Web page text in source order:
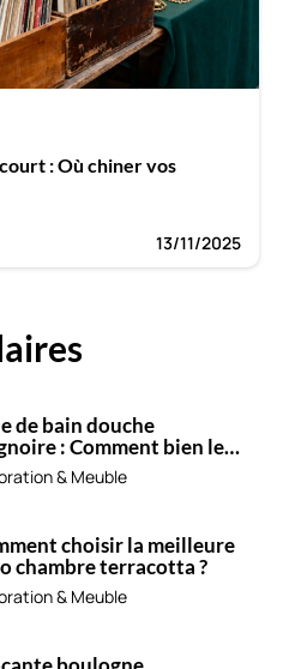
: Où chiner vos
13/11/2025
de bain douche
: Comment bien les
?
& Meuble
choisir la meilleure
chambre terracotta ?
& Meuble